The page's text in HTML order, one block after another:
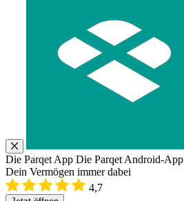
Die Parqet App Die Parqet Android-App
Dein Vermögen immer dabei
4,7